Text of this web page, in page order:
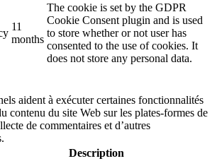
11
months
The cookie is set by the GDPR
Cookie Consent plugin and is used
to store whether or not user has
consented to the use of cookies. It
does not store any personal data.
aident à exécuter certaines fonctionnalités
contenu du site Web sur les plates-formes de
de commentaires et d’autres
Description